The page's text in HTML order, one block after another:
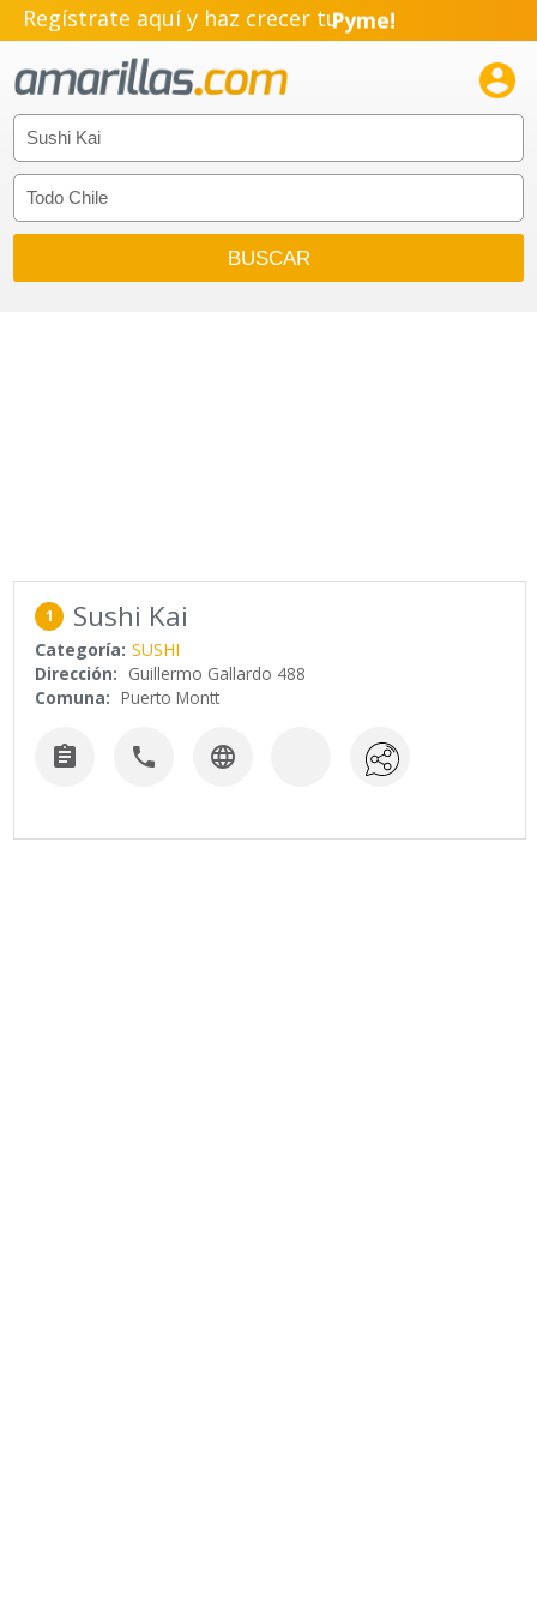
Regístrate aquí y haz crecer tuPyme!
Emprendimiento!

1 Sushi Kai
Categoría: SUSHI
Dirección: Guillermo Gallardo 488
Comuna: Puerto Montt
  